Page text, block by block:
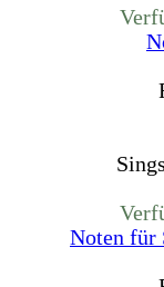
Noten für